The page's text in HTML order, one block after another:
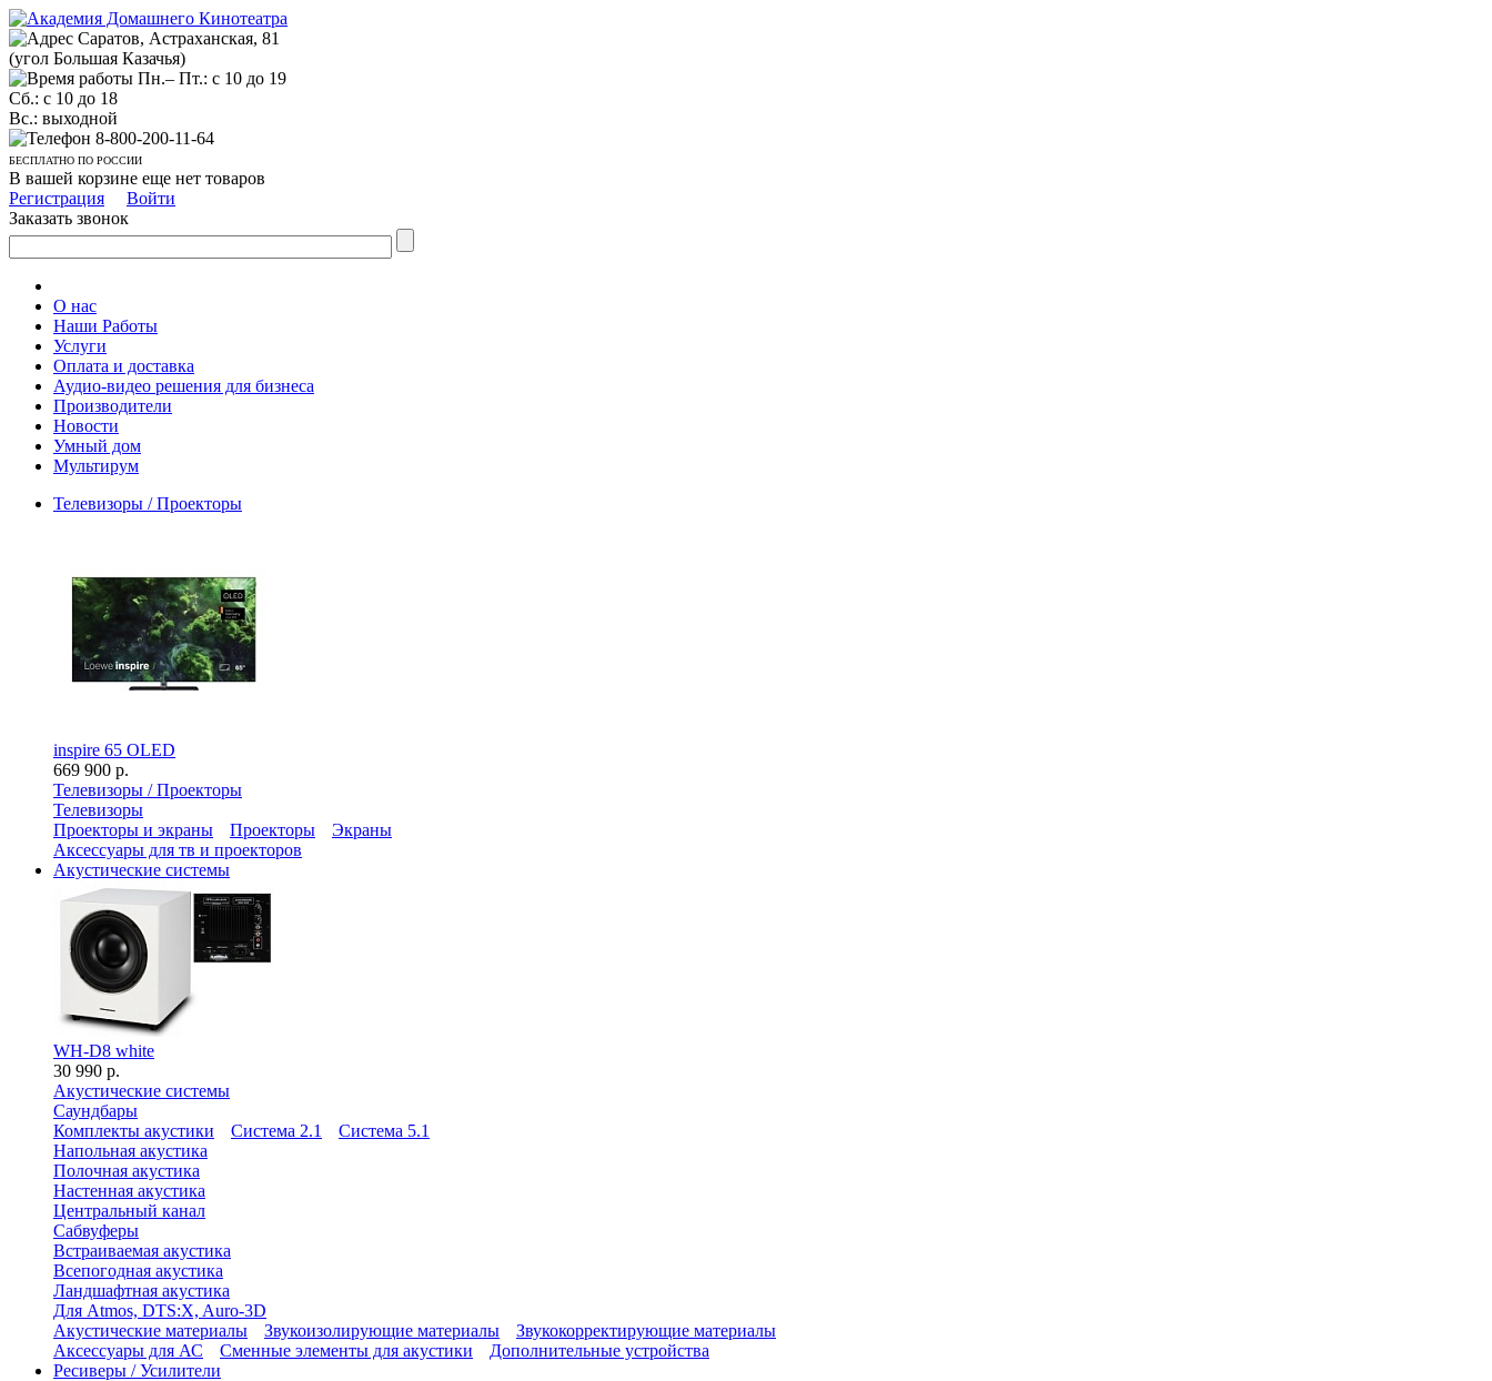
Саратов, Астраханская, 81
(угол Большая Казачья)
Пн.– Пт.: с 10 до 19
Сб.: с 10 до 18
Вс.: выходной
8-800-200-11-64
БЕСПЛАТНО ПО РОССИИ
В вашей корзине еще нет товаров
Регистрация
Войти
Заказать звонок
О нас
Наши Работы
Услуги
Оплата и доставка
Аудио-видео решения для бизнеса
Производители
Новости
Умный дом
Мультирум
Телевизоры / Проекторы
inspire 65 OLED
669 900 р.
Телевизоры / Проекторы
Телевизоры
Проекторы и экраны
Проекторы
Экраны
Аксессуары для тв и проекторов
Акустические системы
WH-D8 white
30 990 р.
Акустические системы
Саундбары
Комплекты акустики
Система 2.1
Система 5.1
Напольная акустика
Полочная акустика
Настенная акустика
Центральный канал
Сабвуферы
Встраиваемая акустика
Всепогодная акустика
Ландшафтная акустика
Для Atmos, DTS:X, Auro-3D
Акустические материалы
Звукоизолирующие материалы
Звукокорректирующие материалы
Аксессуары для АС
Сменные элементы для акустики
Дополнительные устройства
Ресиверы / Усилители